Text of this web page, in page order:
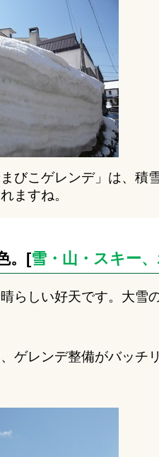
びこゲレンデ」は、積
ますね。
。[雪・山・スキー
らしい好天です。大雪
ゲレンデ整備がバッチ